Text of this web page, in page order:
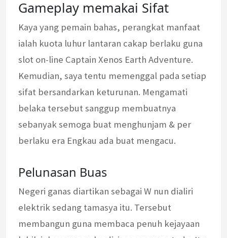
Gameplay memakai Sifat
Kaya yang pemain bahas, perangkat manfaat
ialah kuota luhur lantaran cakap berlaku guna
slot on-line Captain Xenos Earth Adventure.
Kemudian, saya tentu memenggal pada setiap
sifat bersandarkan keturunan. Mengamati
belaka tersebut sanggup membuatnya
sebanyak semoga buat menghunjam & per
berlaku era Engkau ada buat mengacu.
Pelunasan Buas
Negeri ganas diartikan sebagai W nun dialiri
elektrik sedang tamasya itu. Tersebut
membangun guna membaca penuh kejayaan